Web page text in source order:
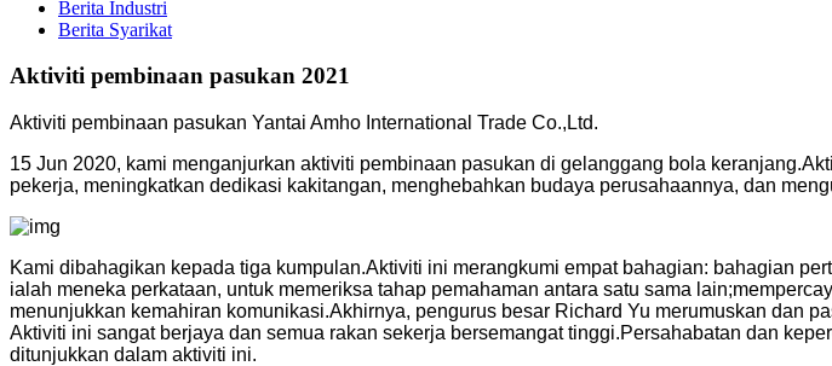
Berita Industri
Berita Syarikat
Aktiviti pembinaan pasukan 2021
Aktiviti pembinaan pasukan Yantai Amho International Trade Co.,Ltd.
15 Jun 2020, kami menganjurkan aktiviti pembinaan pasukan di gelanggang bola
pekerja, meningkatkan dedikasi kakitangan, menghebahkan budaya perusahaannya, dan
Kami dibahagikan kepada tiga kumpulan.Aktiviti ini merangkumi empat bahagian: bahagian
ialah meneka perkataan, untuk memeriksa tahap pemahaman antara satu sama
menunjukkan kemahiran komunikasi.Akhirnya, pengurus besar Richard Yu merumuskan dan
Aktiviti ini sangat berjaya dan semua rakan sekerja bersemangat tinggi.Persahabatan dan
ditunjukkan dalam aktiviti ini.